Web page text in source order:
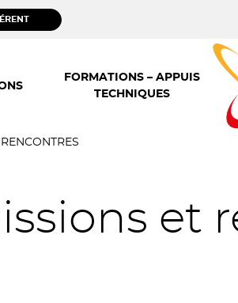
FORMATIONS – APPUIS
TECHNIQUES
et